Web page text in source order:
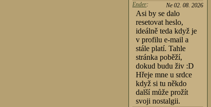
Ne 02. 08. 2026
Ender:
Asi by se dalo
resetovat heslo,
ideálně teda když je
v profilu e-mail a
stále platí. Tahle
stránka poběží,
dokud budu živ :D
Hřeje mne u srdce
když si tu někdo
další může prožít
svoji nostalgii.